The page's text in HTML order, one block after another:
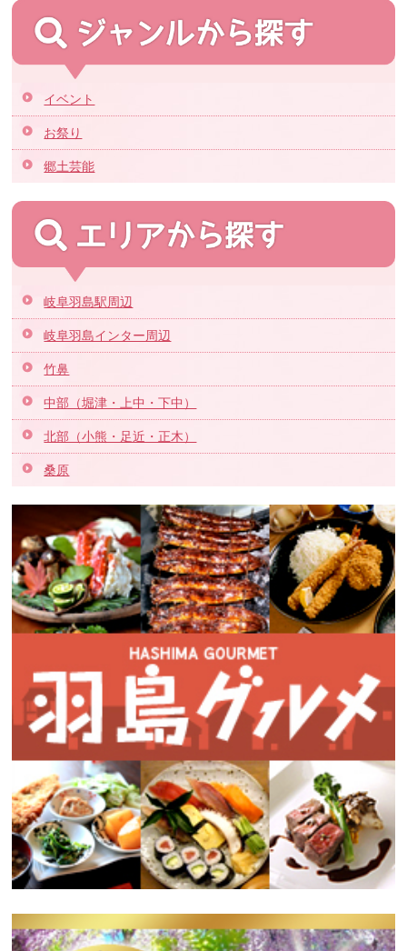
イベント
お祭り
郷土芸能
岐阜羽島駅周辺
岐阜羽島インター周辺
竹鼻
中部（堀津・上中・下中）
北部（小熊・足近・正木）
桑原